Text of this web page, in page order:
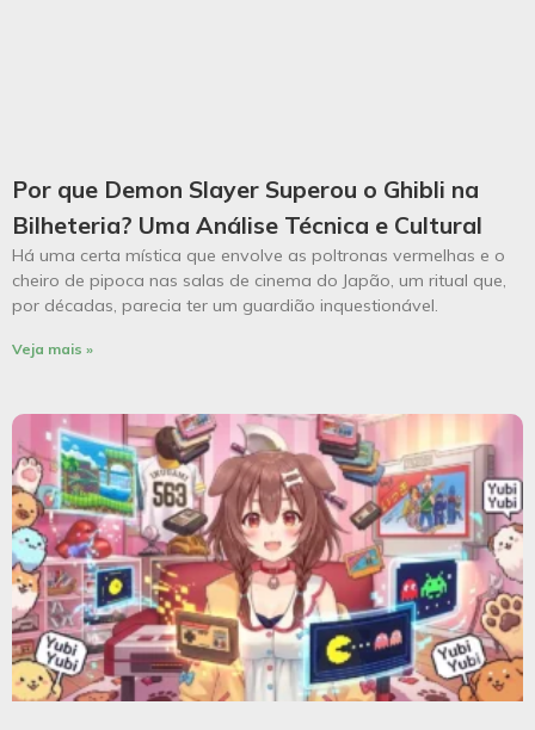
Por que Demon Slayer Superou o Ghibli na
Bilheteria? Uma Análise Técnica e Cultural
Há uma certa mística que envolve as poltronas vermelhas e o
cheiro de pipoca nas salas de cinema do Japão, um ritual que,
por décadas, parecia ter um guardião inquestionável.
Veja mais »